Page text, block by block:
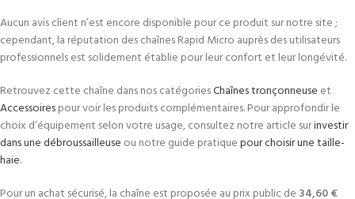
Aucun avis client n’est encore disponible pour ce produit sur notre site ;
cependant, la réputation des chaînes Rapid Micro auprès des utilisateurs
professionnels est solidement établie pour leur confort et leur longévité.
Retrouvez cette chaîne dans nos catégoriesChaînes tronçonneuse et
Accessoirespour voir les produits complémentaires. Pour approfondir le
choix d’équipement selon votre usage, consultez notre article surinvestir
dans une débroussailleuse ou notre guide pratiquepour choisir une taille-
haie.
Pour un achat sécurisé, la chaîne est proposée au prix public de 34,60 €